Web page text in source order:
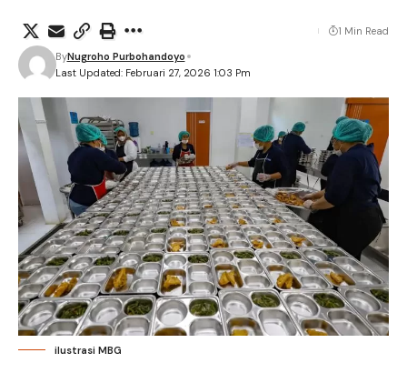
Last Updated: Februari 27, 2026 1:03 Pm
ByNugroho Purbohandoyo
1 Min Read
ilustrasi MBG